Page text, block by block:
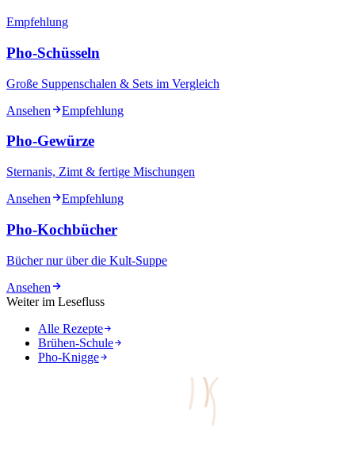
Empfehlung
Pho-Schüsseln
Große Suppenschalen & Sets im Vergleich
Ansehen
Empfehlung
Pho-Gewürze
Sternanis, Zimt & fertige Mischungen
Ansehen
Empfehlung
Pho-Kochbücher
Bücher nur über die Kult-Suppe
Ansehen
Weiter im Lesefluss
Alle Rezepte
Brühen-Schule
Pho-Knigge